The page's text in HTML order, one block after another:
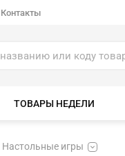
Контакты
ТОВАРЫ НЕДЕЛИ
Настольные игры